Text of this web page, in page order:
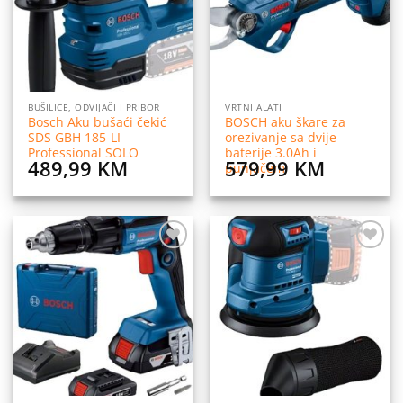
BUŠILICE, ODVIJAČI I PRIBOR
Bosch Aku bušaći čekić
SDS GBH 185-LI
Professional SOLO
489,99 KM
VRTNI ALATI
BOSCH aku škare za
orezivanje sa dvije
baterije 3.0Ah i
punjačem
579,99 KM
Dodaj
na
listu
želja
Dodaj